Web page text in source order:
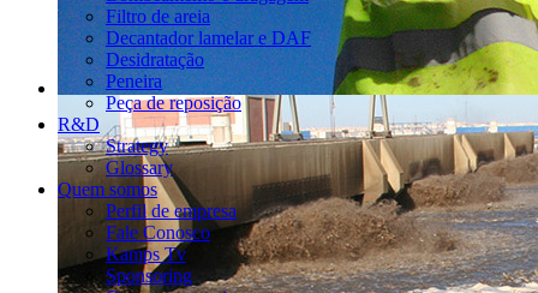
Filtro de areia
Decantador lamelar e DAF
Desidratação
Peneira
Peça de reposição
R&D
Strategy
Glossary
Quem somos
Perfil de empresa
Fale Conosco
Kamps Tv
Sponsoring